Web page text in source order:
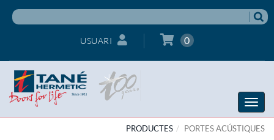
USUARI 0
Toggle
PRODUCTES
PORTES ACÚSTIQUES